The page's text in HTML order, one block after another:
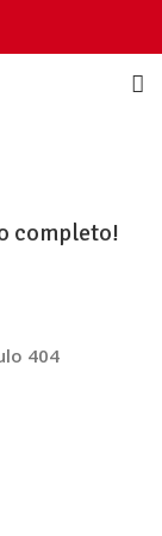
completo!
404